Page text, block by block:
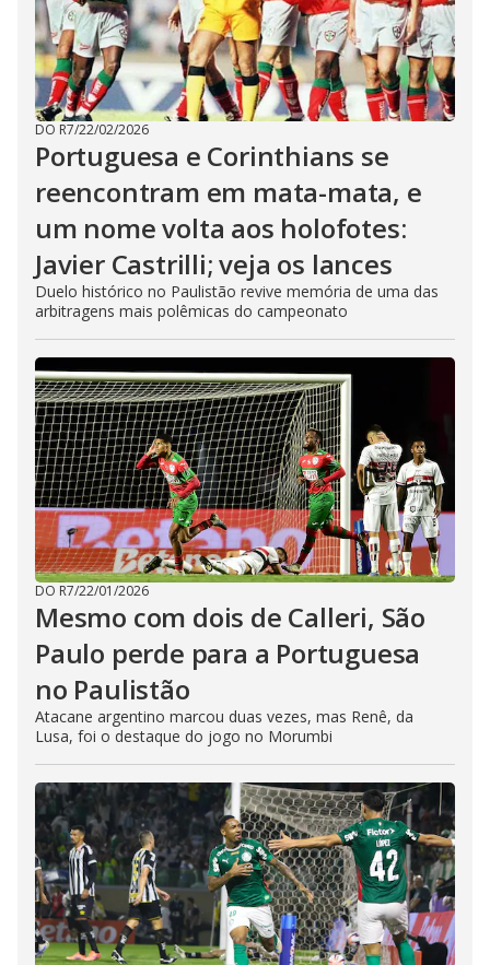
DO R7/22/02/2026
Portuguesa e Corinthians se
reencontram em mata-mata, e
um nome volta aos holofotes:
Javier Castrilli; veja os lances
Duelo histórico no Paulistão revive memória de uma das
arbitragens mais polêmicas do campeonato
DO R7/22/01/2026
Mesmo com dois de Calleri, São
Paulo perde para a Portuguesa
no Paulistão
Atacane argentino marcou duas vezes, mas Renê, da
Lusa, foi o destaque do jogo no Morumbi